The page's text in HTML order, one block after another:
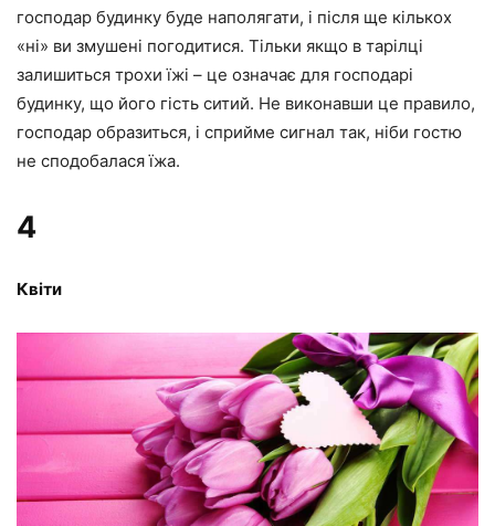
господар будинку буде наполягати, і після ще кількох
«ні» ви змушені погодитися. Тільки якщо в тарілці
залишиться трохи їжі – це означає для господарі
будинку, що його гість ситий. Не виконавши це правило,
господар образиться, і сприйме сигнал так, ніби гостю
не сподобалася їжа.
4
Квіти